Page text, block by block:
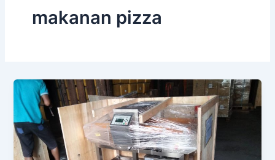
makanan pizza